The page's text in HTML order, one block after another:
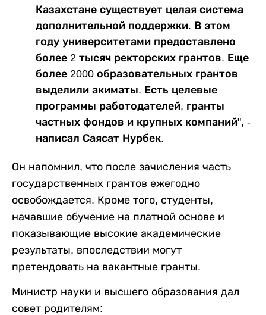
Казахстане существует целая система
дополнительной поддержки. В этом
году университетами предоставлено
более 2 тысяч ректорских грантов. Еще
более 2000 образовательных грантов
выделили акиматы. Есть целевые
программы работодателей, гранты
частных фондов и крупных компаний", -
написал Саясат Нурбек.
Он напомнил, что после зачисления часть
государственных грантов ежегодно
освобождается. Кроме того, студенты,
начавшие обучение на платной основе и
показывающие высокие академические
результаты, впоследствии могут
претендовать на вакантные гранты.
Министр науки и высшего образования дал
совет родителям: